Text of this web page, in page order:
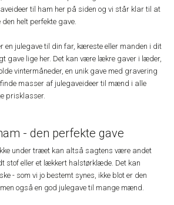
til ham her på siden og vi står klar til at
helt perfekte gave.
en julegave til din far, kæreste eller manden i dit
gave lige her. Det kan være lækre gaver i læder,
vintermåneder, en unik gave med gravering
masser af julegaveideer til mænd i alle
prisklasser.
- den perfekte gave
under træet kan altså sagtens være andet
stof eller et lækkert halstørklæde. Det kan
- som vi jo bestemt synes, ikke blot er den
også en god julegave til mange mænd.